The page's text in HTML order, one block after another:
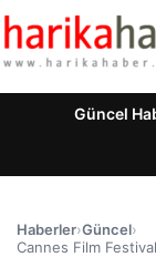
Güncel
Haberler›Güncel›
Cannes Film